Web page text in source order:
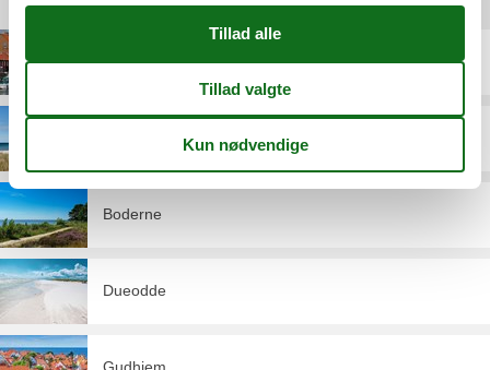
Destinationer under Bornholm
Allinge
Boderne
Dueodde
Gudhjem